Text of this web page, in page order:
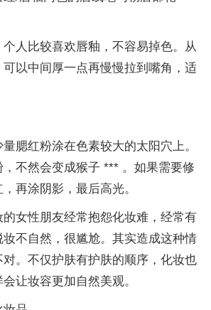
人比较喜欢唇釉，不容易掉色。从
以中间厚一点再慢慢拉到嘴角，适
腮红粉涂在色素较大的太阳穴上。
不然会变成猴子 *** 。如果需要修
再涂阴影，最后高光。
女性朋友经常抱怨化妆难，经常有
不自然，很尴尬。其实造成这种情
。不仅护肤有护肤的顺序，化妆也
让妆容更加自然美观。